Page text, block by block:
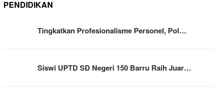
PENDIDIKAN
Tingkatkan Profesionalisme Personel, Pol…
Siswi UPTD SD Negeri 150 Barru Raih Juar…